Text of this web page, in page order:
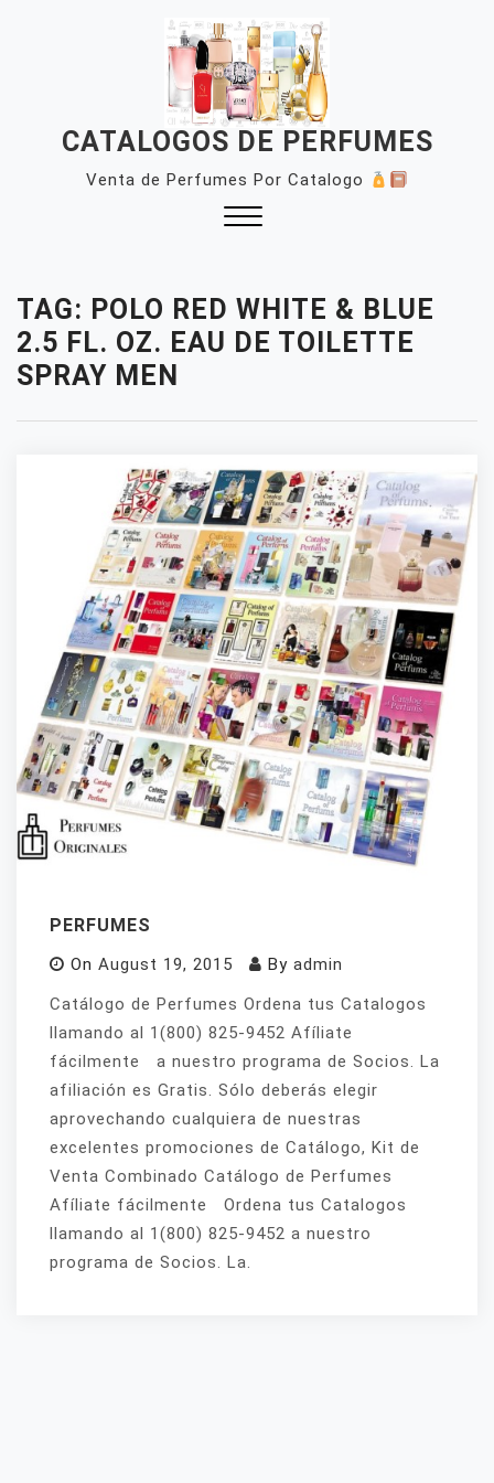
CATALOGOS DE PERFUMES
Venta de Perfumes Por Catalogo
TAG: POLO RED WHITE & BLUE
2.5 FL. OZ. EAU DE TOILETTE
SPRAY MEN
PERFUMES
On August 19, 2015 By admin
Catálogo de Perfumes Ordena tus Catalogos
llamando al 1(800) 825-9452 Afíliate
fácilmente a nuestro programa de Socios. La
afiliación es Gratis. Sólo deberás elegir
aprovechando cualquiera de nuestras
excelentes promociones de Catálogo, Kit de
Venta Combinado Catálogo de Perfumes
Afíliate fácilmente Ordena tus Catalogos
llamando al 1(800) 825-9452 a nuestro
programa de Socios. La.